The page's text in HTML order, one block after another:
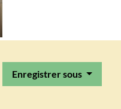
Enregistrer sous